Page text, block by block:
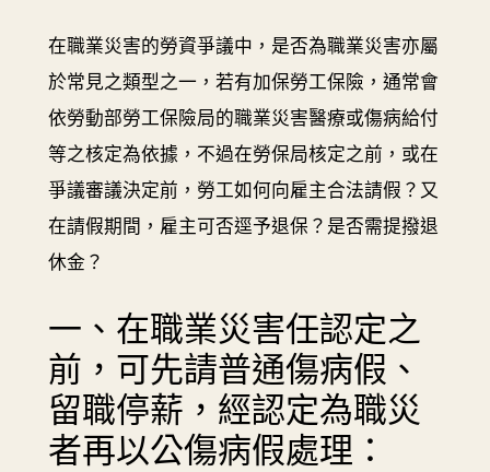
在職業災害的勞資爭議中，是否為職業災害亦屬
於常見之類型之一，若有加保勞工保險，通常會
依勞動部勞工保險局的職業災害醫療或傷病給付
等之核定為依據，不過在勞保局核定之前，或在
爭議審議決定前，勞工如何向雇主合法請假？又
在請假期間，雇主可否逕予退保？是否需提撥退
休金？
一、在職業災害任認定之
前，可先請普通傷病假、
留職停薪，經認定為職災
者再以公傷病假處理：